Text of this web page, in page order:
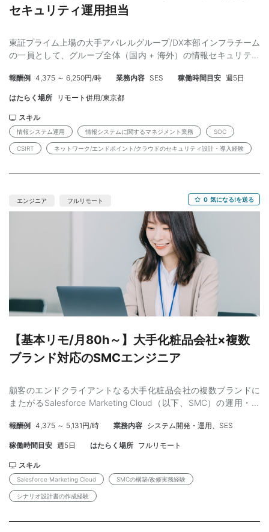
感のない服装 (4)極端に派手な髪色（金髪 NG）、目立つピアスな
ど 【時給】 1,820円～2,010円 ※交通費支給あり/月最大2万円まで
用契約を結び、弊社クライアント先での勤務となります。 ・契約
期間 ：2026/8/17～長期 （3か月ごとの更新想定） ・勤務時
働） ・勤務地 ：東京都港区 ・最寄り駅 ：各線 大門駅/浜松
町駅/芝公園駅 【応募後の流れ】 応募内容の確認 ↓ 弊社担当者と
セキュリティ運用担当
東証プライム上場の大手アパレルグループ/DX本部インフラチーム
の一員として、グループ全体（国内 + 海外）の情報セキュリティ
いたします。 ・グループ全体（国内 + 海外）の情報セキュリティ
運用（SOC／CSIRT）の中核メンバーとして、拡大する運用のリ
など）、委託先管理の運営 ・セキュリティ外部認証(ISO27001/P
マーク等）の認証取得・拡大・運用 ・SIEM基盤構築／ログ統合・
EDR／CNAPP（CSPM・CWPP・CIEM）／DMARC・SBOM対応
など技術施策の要件定義～ベンダーコントロール ・ゼロトラス
練計画立案 【必須条件】 ・情報システム運用または企画業務 5
年以上（SOC／CSIRT、またはガバナンス・リスク・コンプライ
アンス領域だと望ましい） ・情報システムに関するマネジメント
業務（チームリード、プロジェクトマネジメント）経験3年以上。
・ネットワーク／エンドポイント／クラウド（AWS・Azure・GCP
いずれか）のセキュリティ設計・導入経験 ・社内外ステークホル
ダー（事業部門・ベンダー等）との折衝・ドキュメンテーション
能力 【歓迎条件】 ・ゼロトラスト／IDaaS／Privileged Access
Management の導入経験 ・ISO 27001／ISMS の構築・運用・内
部監査いずれかの実務経験 ・SIEM・SOAR／EDR の選定・チュー
ニング経験 ・DevSecOps（CI/CDパイプラインのセキュリティ組
み込み）、セキュアコーディング教育の企画経験 ・小売・アパレ
ル業界での情報セキュリティ施策経験、もしくは中国拠点へのセ
キュリティ導入経験 ・CISSP、情報処理安全確保支援士 いずれか
門長）との折衝・ドキュメンテーション能力 【月収】 700,000円
～1,000,000円 ※交通費支給 【勤務条件】 ・雇用形態 ：業務委
託 ※弊社と雇用契約を結び、弊社クライアント先で
新想定） ・勤務時間 ：09:30～18:30 休憩1h ・勤務地 ：
ブリッド型の働き方です。※具体的な出社日数は確認中です。 【応
募後の流れ】 応募内容の確認 ↓ 弊社担当者との面談 ↓ クライア
ントとの面談 （案件番号：JN00509926）
報酬例 4,375 ～ 6,250円/時 業務内容 SES 稼働時間目安 週5日
はたらく場所 リモート併用/東京都
スキル
情報システム運用 情報システムに関するマネジメント業務 SOC
CSIRT ネットワーク/エンドポイント/クラウドのセキュリティ設計・導入経験
エンジニア フルリモート 0 気になる!を送る
【基本リモ/月80h～】大手化粧品会社×複数
ブランド対応のSMCエンジニア
顧客のエンドクライアントなる大手化粧品会社の複数ブランドに
またがるSalesforce Marketing Cloud（以下、SMC）の運用・改
SMCエンジニアを緊急募集しています。 複数ブランドのシナリオ
を横断的に管理・改修する等自身で手を動かしていただきつつ
す。 【体制】 クライアント企業の担当者・当社チームと連携しな
がら業務を推進します。 当社側は現状本業務では3名、通常の配
信設定のでは5名の計8名のチームとなっております。 【具体的な
業務内容】 ・要件定義： -クライアントの施策要望のヒアリン
報酬例 4,375 ～ 5,131円/時 業務内容 システム開発・運用、SES
稼働時間目安 週5日 はたらく場所 フルリモート
スキル
Salesforce Marketing Cloud SMCの構築/改修実務経験
シナリオ設計書の作成経験